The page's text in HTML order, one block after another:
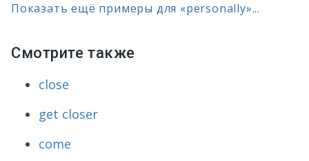
Показать ещё примеры для «personally»...
Смотрите также
close
get closer
come